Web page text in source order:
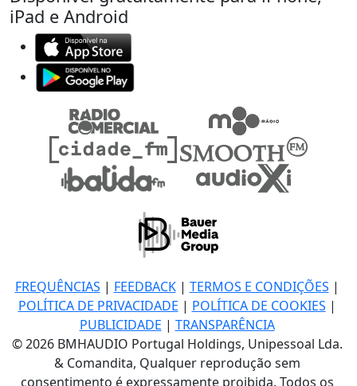
iPad e Android
FREQUÊNCIAS | FEEDBACK| TERMOS E CONDIÇÕES |
POLÍTICA DE PRIVACIDADE | POLÍTICA DE COOKIES |
PUBLICIDADE | TRANSPARÊNCIA
© 2026 BMHAUDIO Portugal Holdings, Unipessoal Lda.
& Comandita, Qualquer reprodução sem
consentimento é expressamente proibida. Todos os